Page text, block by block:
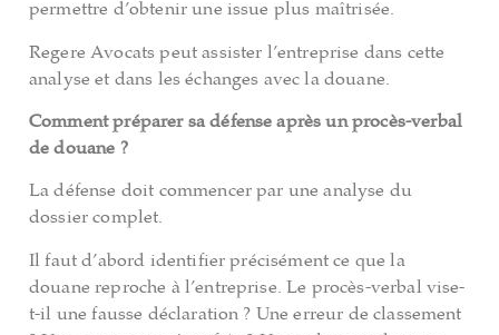
permettre d’obtenir une issue plus maîtrisée.
Regere Avocats peut assister l’entreprise dans cette
analyse et dans les échanges avec la douane.
Comment préparer sa défense après un procès-verbal
de douane ?
La défense doit commencer par une analyse du
dossier complet.
Il faut d’abord identifier précisément ce que la
douane reproche à l’entreprise. Le procès-verbal vise-
t-il une fausse déclaration ? Une erreur de classement